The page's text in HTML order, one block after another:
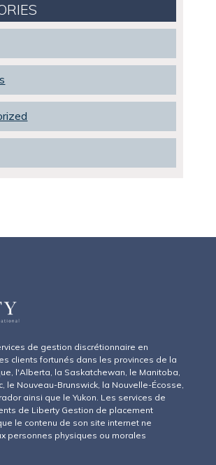
de gestion discrétionnaire en
clients fortunés dans les provinces de la
l'Alberta, la Saskatchewan, le Manitoba,
le Nouveau-Brunswick, la Nouvelle-Écosse,
ainsi que le Yukon. Les services de
de Liberty Gestion de placement
le contenu de son site internet ne
personnes physiques ou morales